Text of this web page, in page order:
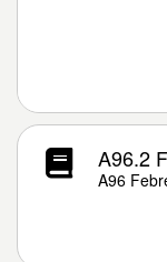
A96.2
A96